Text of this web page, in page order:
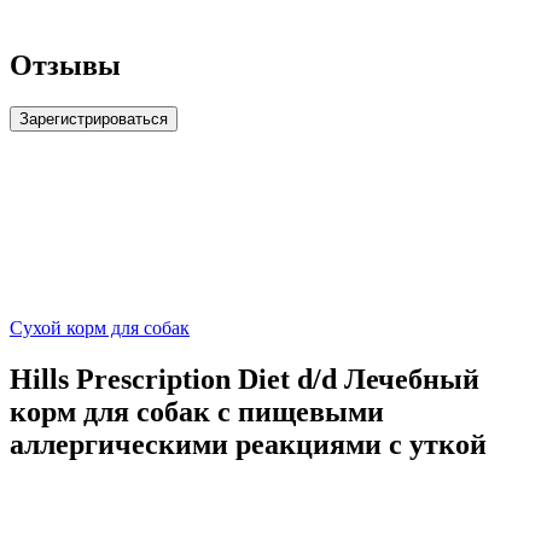
Отзывы
Зарегистрироваться
Сухой корм для собак
Hills Prescription Diet d/d Лечебный
корм для собак с пищевыми
аллергическими реакциями с уткой